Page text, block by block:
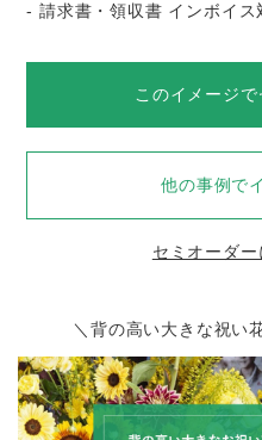
- 請求書・領収書 インボイス
このイメージ
他の事例で
セミオーダー
＼背の高い大きな祝い